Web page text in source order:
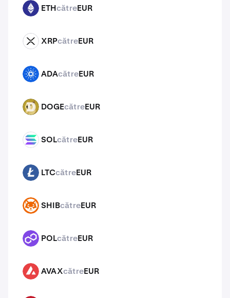
ETH ETHcătreEUR
XRP XRPcătreEUR
ADA ADAcătreEUR
DOGE DOGEcătreEUR
SOL SOLcătreEUR
LTC LTCcătreEUR
SHIB SHIBcătreEUR
POL POLcătreEUR
AVAX AVAXcătreEUR